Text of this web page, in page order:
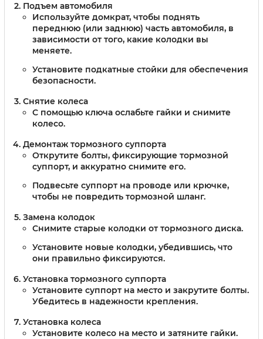
Подъем автомобиля
Используйте домкрат, чтобы поднять
переднюю (или заднюю) часть автомобиля, в
зависимости от того, какие колодки вы
меняете.
Установите подкатные стойки для обеспечения
безопасности.
Снятие колеса
С помощью ключа ослабьте гайки и снимите
колесо.
Демонтаж тормозного суппорта
Открутите болты, фиксирующие тормозной
суппорт, и аккуратно снимите его.
Подвесьте суппорт на проводе или крючке,
чтобы не повредить тормозной шланг.
Замена колодок
Снимите старые колодки от тормозного диска.
Установите новые колодки, убедившись, что
они правильно фиксируются.
Установка тормозного суппорта
Установите суппорт на место и закрутите болты.
Убедитесь в надежности крепления.
Установка колеса
Установите колесо на место и затяните гайки.